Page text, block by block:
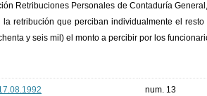
Retribuciones Personales de Contaduría
retribución que perciban individualmente el
y seis mil) el monto a percibir por los
num. 13